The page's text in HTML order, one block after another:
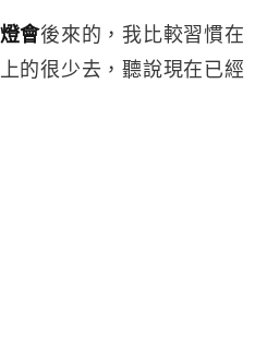
會後來的，我比較習慣在
的很少去，聽說現在已經